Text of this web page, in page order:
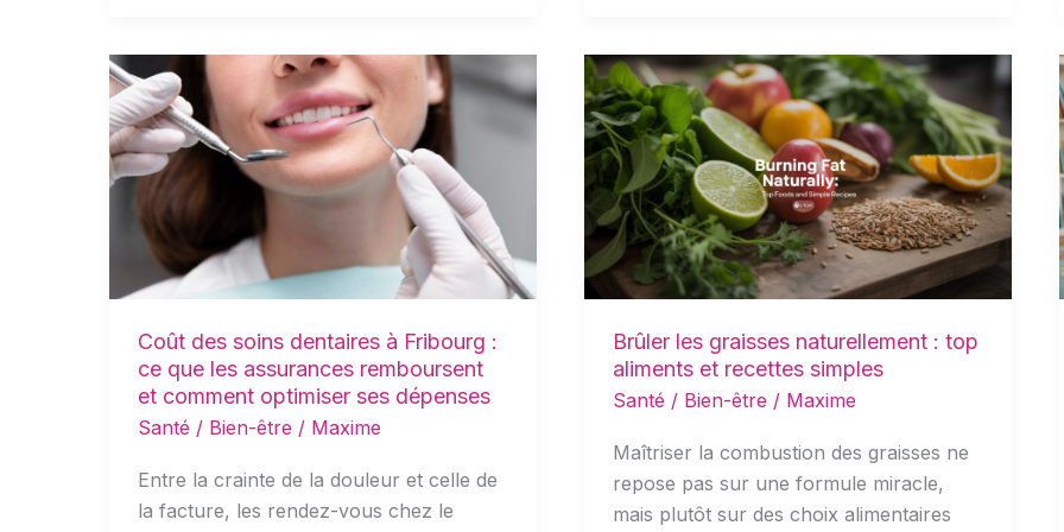
Coût des soins dentaires à Fribourg :
ce que les assurances remboursent
et comment optimiser ses dépenses
Santé / Bien-être / Maxime
Entre la crainte de la douleur et celle de
la facture, les rendez-vous chez le
Coût
des
soins
dentaires
Fribourg
ce
les
assurances
remboursent
et
comment
optimiser
Brûler les graisses naturellement : top
aliments et recettes simples
Santé / Bien-être / Maxime
Maîtriser la combustion des graisses ne
repose pas sur une formule miracle,
mais plutôt sur des choix alimentaires
Brûler
les
graisses
naturellement
:
top
aliments
et
simples